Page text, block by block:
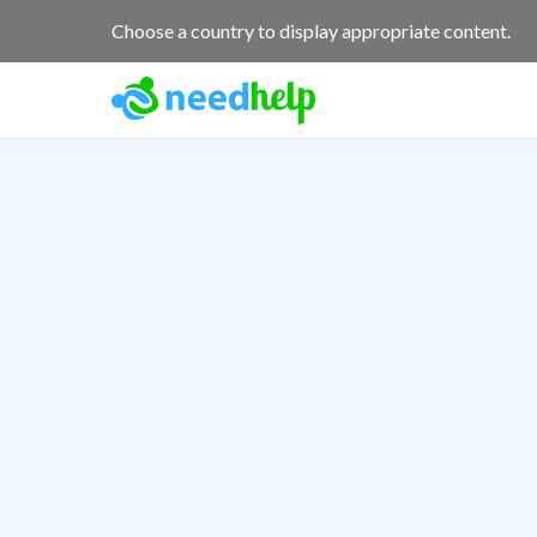
Choose a country to display appropriate content.